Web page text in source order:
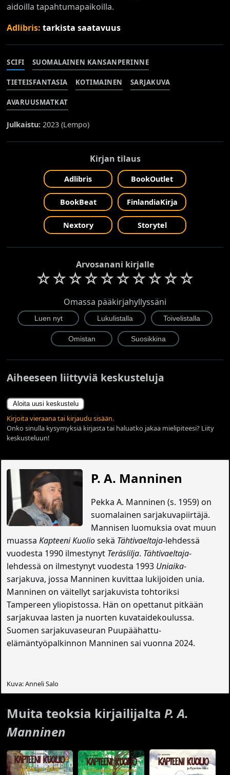
aidoilla tapahtumapaikoilla.
Adlibris:tarkista saatavuus
SCIFI SUOMALAINEN KANSANPERINNE
TIETEISFANTASIA KOTIMAINEN SARJAKUVA
AVARUUSMATKAT
Julkaistu: 2023 (Lempo)
Kirjan tilaus
Adlibris BookOutlet
BookBeat FinlandiaKirja
Nextory Storytel
Arvosanani kirjalle
☆☆☆☆☆☆☆☆☆☆
Omassa pääkirjahyllyssäni
Aiheeseen liittyviä keskusteluja
Aloita uusi keskustelu
Kirjoita vieraana tai kirjaudu sisään.
Onko sinulla kysymyksiä kirjasta tai haluatko jakaa mielipiteesi? Liity
keskusteluun!
P. A. Manninen
Pekka A. Manninen (s. 1959) on
suomalainen sarjakuvapiirtäjä.
Mannisen luomuksia ovat muun
muassaKapteeni Kuoliosekä Tähtivaeltaja-lehdessä
vuodesta 1990 ilmestynyt Teräslilja. Tähtivaeltaja-
lehdessä on ilmestynyt vuodesta 1993 Uniaika-
sarjakuva, jossa Manninen kuvittaa lukijoiden unia.
Manninen on väitellyt sarjakuvista tohtoriksi
Tampereen yliopistossa. Hän on opettanut pitkään
sarjakuvaa lasten ja nuorten kuvataidekoulussa.
Suomen sarjakuvaseuran Puupäähattu-
elämäntyöpalkinnon Manninen sai vuonna 2024.
Kuva: Anneli Salo
Muita teoksia kirjailijaltaP. A.
Manninen